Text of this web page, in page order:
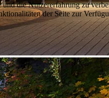
die Nutzererfahrung zu
der Seite zur